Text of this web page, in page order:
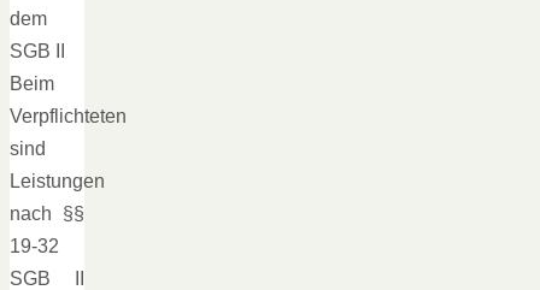
dem
SGB II
Beim
Verpflichteten
sind
Leistungen
nach §§
19-32
SGB II